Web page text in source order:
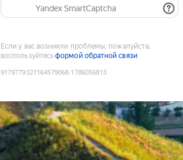
Yandex SmartCaptcha
Если у вас возникли проблемы, пожалуйста,
воспользуйтесьформой обратной связи
9179779327164579068:1786056813